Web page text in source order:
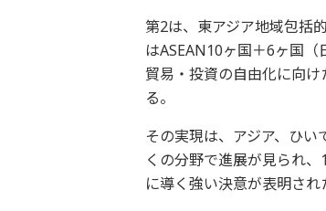
第2は、東アジア地域包括
はASEAN10ヶ国＋6ヶ国
貿易・投資の自由化に向
る。
その実現は、アジア、ひ
くの分野で進展が見られ
に導く強い決意が表明され